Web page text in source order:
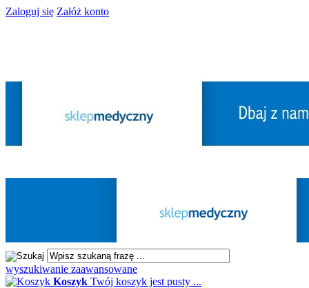
Zaloguj się Załóż konto
wyszukiwanie zaawansowane
Koszyk Twój koszyk jest pusty ...